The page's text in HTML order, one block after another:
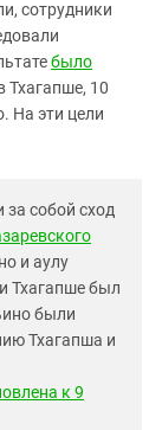
сотрудники
было
Тхагапше, 10
На эти цели
собой сход
и аулу
Тхагапше был
были
Тхагапша и
к 9